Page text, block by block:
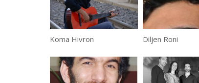
Koma Hivron Diljen Roni